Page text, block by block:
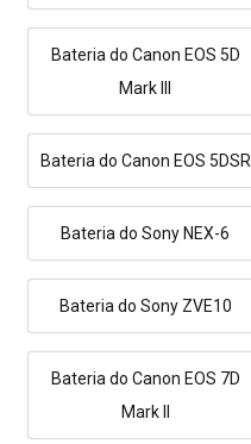
Bateria do Canon EOS 5D
Mark III
Bateria do Canon EOS 5DSR
Bateria do Sony NEX-6
Bateria do Sony ZVE10
Bateria do Canon EOS 7D
Mark II